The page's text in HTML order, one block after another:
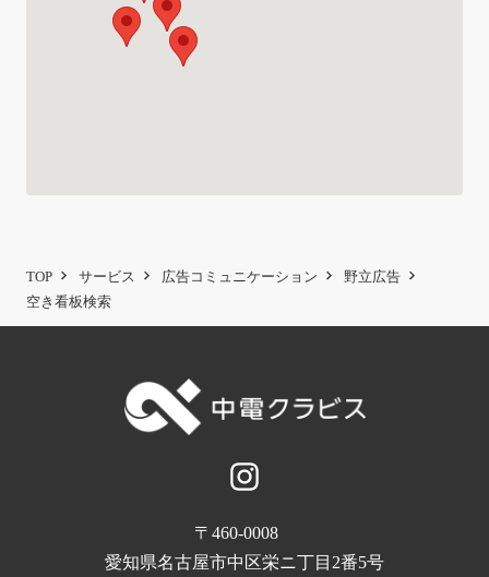
TOP サービス 広告コミュニケーション
野立広告
空き看板検索
〒460-0008
愛知県名古屋市中区栄ニ丁目2番5号